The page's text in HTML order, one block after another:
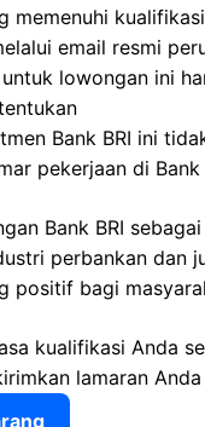
memenuhi
email resmi
lowongan ini
Bank BRI ini
pekerjaan di
Bank BRI
perbankan dan
positif bagi
kualifikasi Anda
lamaran